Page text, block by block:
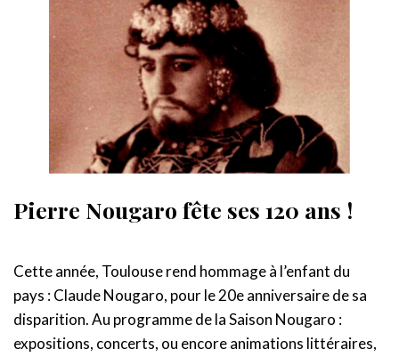
Pierre Nougaro fête ses 120 ans !
Cette année, Toulouse rend hommage à l’enfant du
pays : Claude Nougaro, pour le 20e anniversaire de sa
disparition. Au programme de la Saison Nougaro :
expositions, concerts, ou encore animations littéraires,